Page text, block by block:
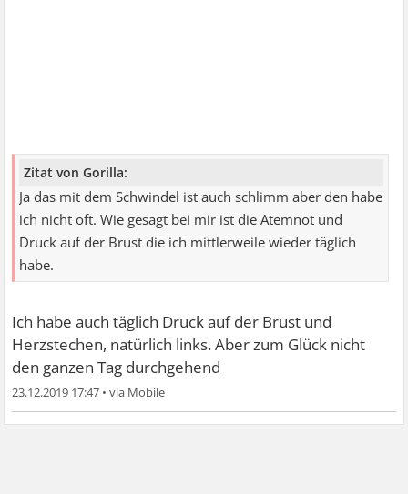
Zitat von Gorilla:
Ja das mit dem Schwindel ist auch schlimm aber den habe
ich nicht oft. Wie gesagt bei mir ist die Atemnot und
Druck auf der Brust die ich mittlerweile wieder täglich
habe.
Ich habe auch täglich Druck auf der Brust und
Herzstechen, natürlich links. Aber zum Glück nicht
den ganzen Tag durchgehend
23.12.2019 17:47 •